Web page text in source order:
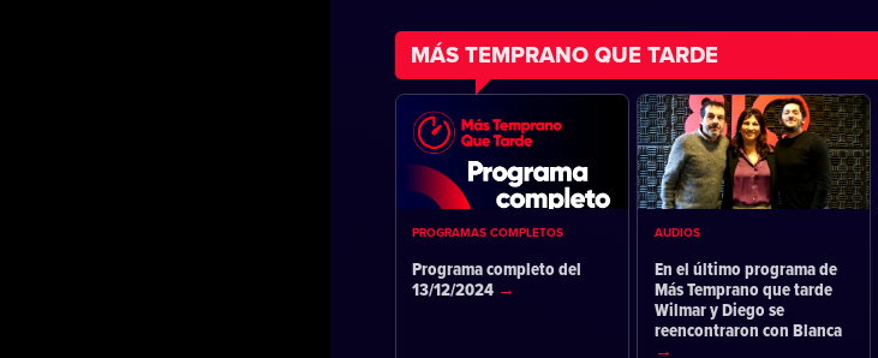
MÁS TEMPRANO QUE TARDE
PROGRAMAS COMPLETOS
Programa completo del
13/12/2024
AUDIOS
En el último programa de
Más Temprano que tarde
Wilmar y Diego se
reencontraron con Blanca